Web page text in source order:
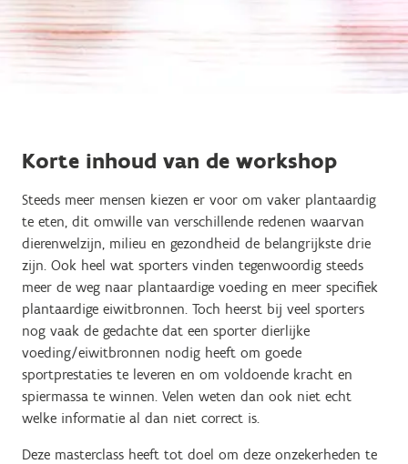
Korte inhoud van de workshop
Steeds meer mensen kiezen er voor om vaker plantaardig
te eten, dit omwille van verschillende redenen waarvan
dierenwelzijn, milieu en gezondheid de belangrijkste drie
zijn. Ook heel wat sporters vinden tegenwoordig steeds
meer de weg naar plantaardige voeding en meer specifiek
plantaardige eiwitbronnen. Toch heerst bij veel sporters
nog vaak de gedachte dat een sporter dierlijke
voeding/eiwitbronnen nodig heeft om goede
sportprestaties te leveren en om voldoende kracht en
spiermassa te winnen. Velen weten dan ook niet echt
welke informatie al dan niet correct is.
Deze masterclass heeft tot doel om deze onzekerheden te